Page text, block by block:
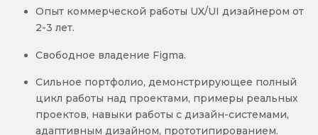
Опыт коммерческой работы UX/UI дизайнером от
2-3 лет.
Свободное владение Figma.
Сильное портфолио, демонстрирующее полный
цикл работы над проектами, примеры реальных
проектов, навыки работы с дизайн-системами,
адаптивным дизайном, прототипированием.